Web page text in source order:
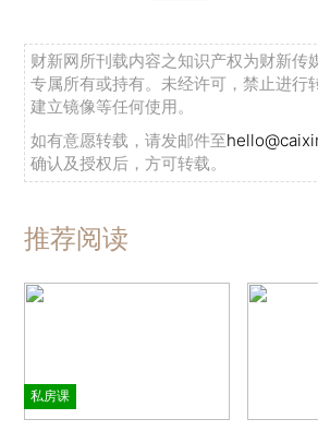
财新网所刊载内容之知识产权为财新传
专属所有或持有。未经许可，禁止进行
建立镜像等任何使用。
如有意愿转载，请发邮件至
确认及授权后，方可转载。
推荐阅读
私房课